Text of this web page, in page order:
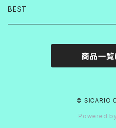
BEST
商品一覧
© SICARIO
Powered by